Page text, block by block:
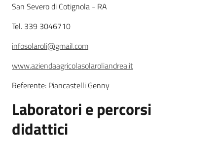
Novità
Servizi
Leggi atti bandi
San Severo di Cotignola - RA
Tel. 339 3046710
infosolaroli@gmail.com
www.aziendaagricolasolaroliandrea.it
Referente: Piancastelli Genny
Laboratori e percorsi
didattici